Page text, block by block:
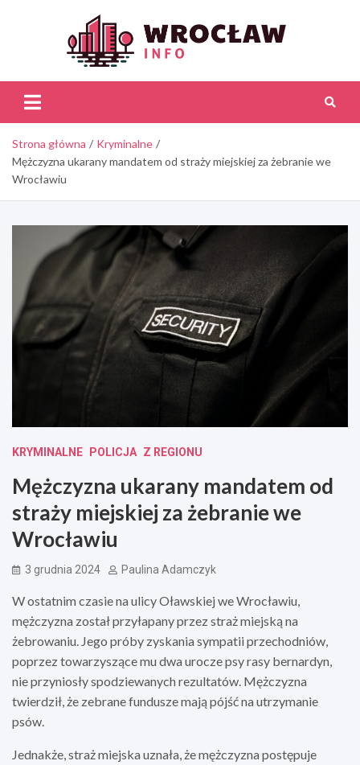
Strona główna
Kryminalne
Mężczyzna ukarany mandatem od straży miejskiej za żebranie we
Wrocławiu
KRYMINALNE POLICJA Z REGIONU
Mężczyzna ukarany mandatem od
straży miejskiej za żebranie we
Wrocławiu
3 grudnia 2024 Paulina Adamczyk
W ostatnim czasie na ulicy Oławskiej we Wrocławiu,
mężczyzna został przyłapany przez straż miejską na
żebrowaniu. Jego próby zyskania sympatii przechodniów,
poprzez towarzyszące mu dwa urocze psy rasy bernardyn,
nie przyniosły spodziewanych rezultatów. Mężczyzna
twierdził, że zebrane fundusze mają pójść na utrzymanie
psów.
Jednakże, straż miejska uznała, że mężczyzna postępuje